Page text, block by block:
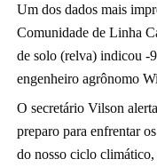
Um dos dados mais
Comunidade de Linha
de solo (relva) indicou -
engenheiro agrônomo
O secretário Vilson
preparo para enfrentar
do nosso ciclo climático,